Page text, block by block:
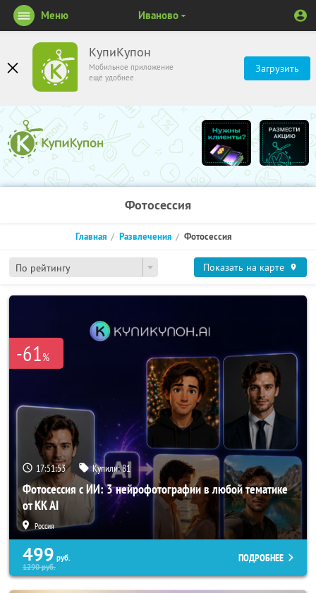
КупиКупон
Мобильное приложение
ещё удобнее
Загрузить
Меню Иваново
Фотосессия
По рейтингу
Главная Развлечения Фотосессия
Показать на карте
-61%
17:51:53 Купили:81
Фотосессия с ИИ: 3 нейрофотографии в любой тематике
от KK AI
Россия
499 руб.
1290руб.
ПОДРОБНЕЕ